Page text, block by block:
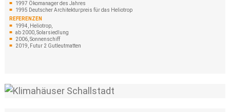
1997 Ökomanager des Jahres
1995 Deutscher Architekturpreis für das Heliotrop
REFERENZEN
1994, Heliotrop,
ab 2000, Solarsiedlung
2006, Sonnenschiff
2019, Futur 2 Gutleutmatten